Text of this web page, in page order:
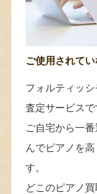
ご使用されて
フォルティッ
査定サービスで
ご自宅から一
んでピアノを
す。
どこのピアノ